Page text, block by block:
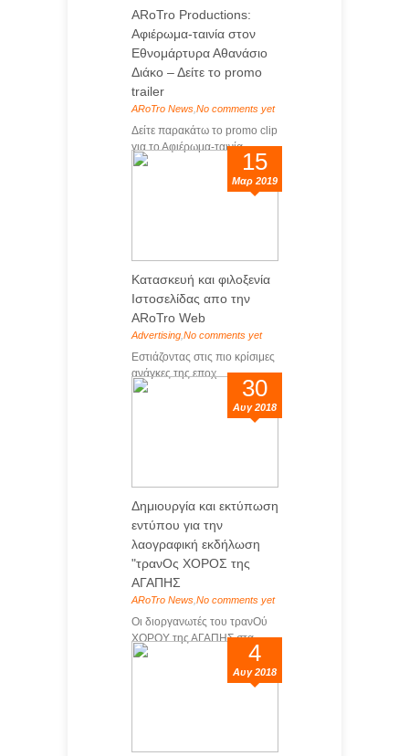
ARoTro Productions:
Αφιέρωμα-ταινία στον
Εθνομάρτυρα Αθανάσιο
Διάκο – Δείτε το promo
trailer
ARoTro News No comments yet
Δείτε παρακάτω το promo clip
για το Αφιέρωμα-ταινία...
15
Μαρ 2019
Κατασκευή και φιλοξενία
Ιστοσελίδας απο την
ARoTro Web
Advertising No comments yet
Eστιάζοντας στις πιο κρίσιμες
ανάγκες της εποχ...
30
Αυγ 2018
Δημιουργία και εκτύπωση
εντύπου για την
λαογραφική εκδήλωση
"τρανΟς ΧΟΡΟΣ της
ΑΓΑΠΗΣ
ARoTro News No comments yet
Οι διοργανωτές του τρανΟύ
ΧΟΡΟΥ της ΑΓΑΠΗΣ στα...
4
Αυγ 2018